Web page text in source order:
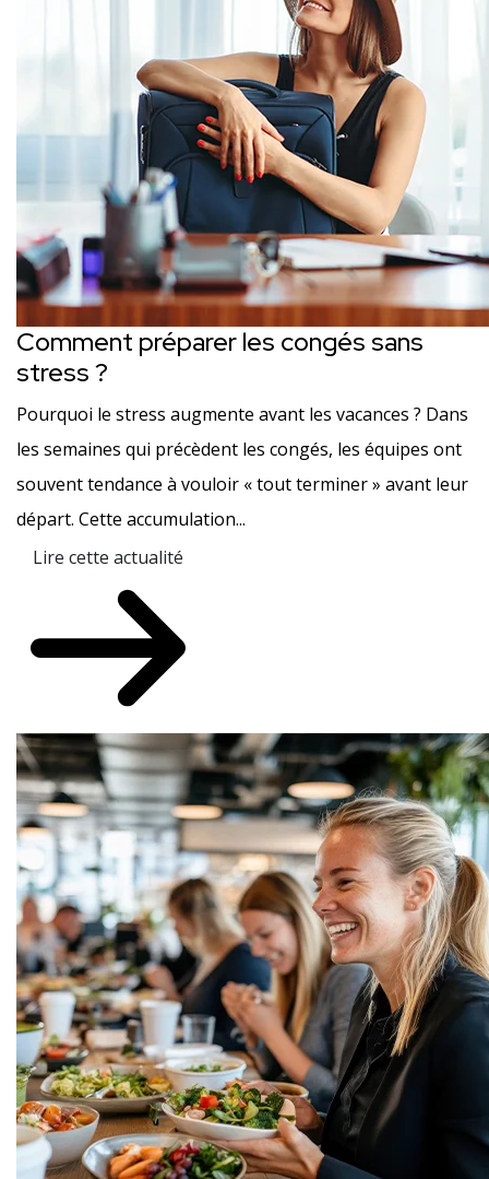
Comment préparer les congés sans
stress ?
Pourquoi le stress augmente avant les vacances ? Dans
les semaines qui précèdent les congés, les équipes ont
souvent tendance à vouloir « tout terminer » avant leur
départ. Cette accumulation...
Lire cette actualité